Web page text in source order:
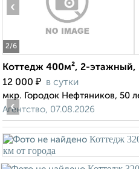
2/6
‹
Коттедж 400м², 2-этажный,
12 000 ₽ в сутки
мкр. Городок Нефтяников, 50
Агентство, 07.08.2026
‹